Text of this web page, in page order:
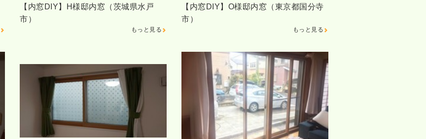
【内窓DIY】H様邸内窓（茨城県水戸
市）
もっと見る
【内窓DIY】O様邸内窓（東京都国分寺
市）
もっと見る